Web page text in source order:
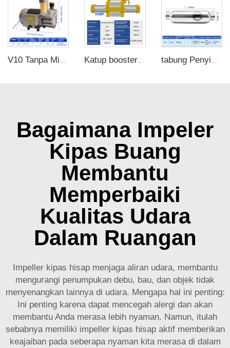
V10 Tanpa Minyak penjualan langsung pabrik 0.5KW 220V-240V vakum pompa putar tunggal untuk mesin blister Katup booster udara YCP-10D 10 kali pompa tekanan, Laju aliran maksimum 372L/min tabung Penyimpanan Udara Terkompresi Stainless Steel Portabel Kecil 0,1 L/100 km
Bagaimana Impeler
Kipas Buang
Membantu
Memperbaiki
Kualitas Udara
Dalam Ruangan
Impeller kipas hisap menjaga aliran udara, membantu
mengurangi penumpukan debu, bau, dan objek tidak
menyenangkan lainnya di udara. Mengapa hal ini penting:
Ini penting karena dapat mencegah alergi dan akan
membantu Anda merasa lebih nyaman. Namun, itulah
sebabnya memiliki impeller kipas hisap aktif memberikan
keajaiban pada seberapa nyaman kita merasa di dalam